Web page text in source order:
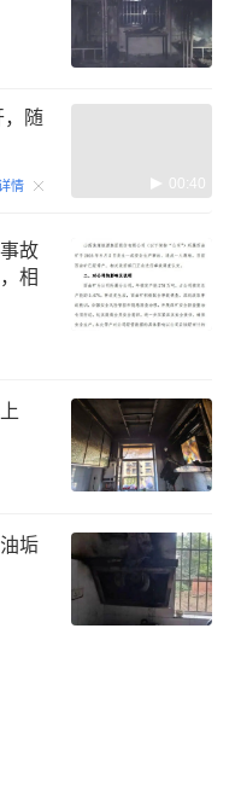
，随
情 00:40
故
相
垢